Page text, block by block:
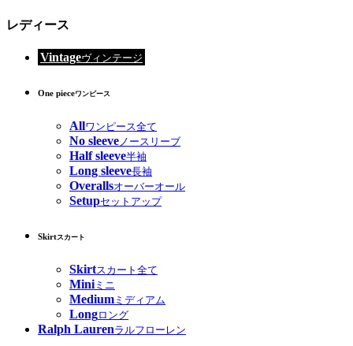
レディース
Vintageヴィンテージ
One pieceワンピース
Allワンピース全て
No sleeveノースリーブ
Half sleeve半袖
Long sleeve長袖
Overallsオーバーオール
Setupセットアップ
Skirtスカート
Skirtスカート全て
Miniミニ
Medium ミディアム
Longロング
Ralph Laurenラルフローレン